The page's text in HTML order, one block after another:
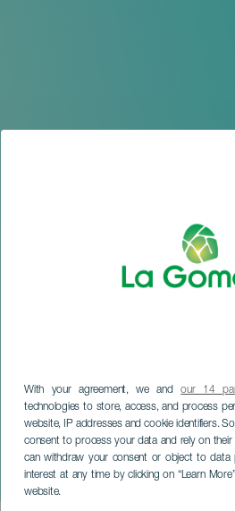
With your agreement, we andour 14
technologies to store, access, and process
website, IP addresses and cookie identifiers.
consent to process your data and rely on their
can withdraw your consent or object to data
interest at any time by clicking on “Learn
website.
Catarte w
Chipude
LA GOMERA